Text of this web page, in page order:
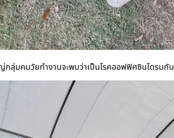
ลุ่มคนวัยทำงานจะพบว่าเป็นโรคออฟฟิศซินโดรมกัน